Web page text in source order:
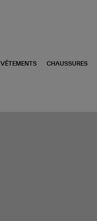
VÊTEMENTS CHAUSSURES